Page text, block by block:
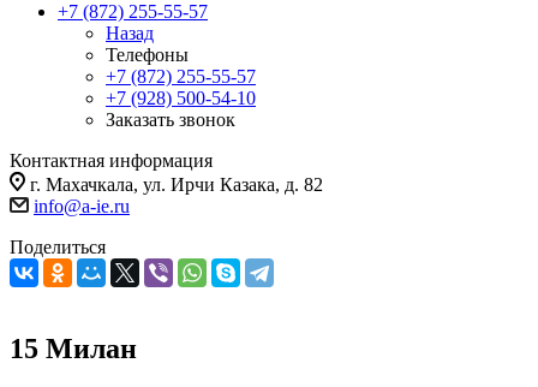
+7 (872) 255-55-57
Назад
Телефоны
+7 (872) 255-55-57
+7 (928) 500-54-10
Заказать звонок
Контактная информация
г. Махачкала, ул. Ирчи Казака, д. 82
info@a-ie.ru
Поделиться
15 Милан